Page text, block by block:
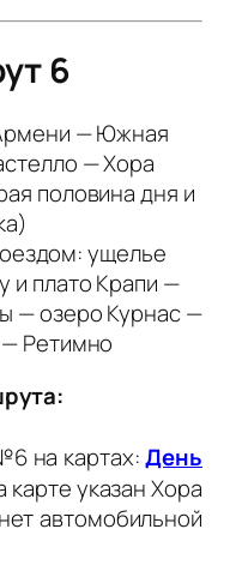
6
— Южная
— Хора
половина дня и
ущелье
и плато Крапи —
— озеро Курнас —
Ретимно
на картах:День
указан Хора
автомобильной